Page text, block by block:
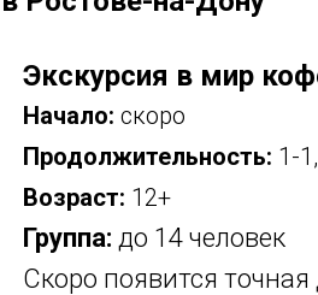
Экскурсия в мир
Начало: скоро
Продолжительность: 1-
Возраст: 12+
Группа: до 14 человек
Скоро появится